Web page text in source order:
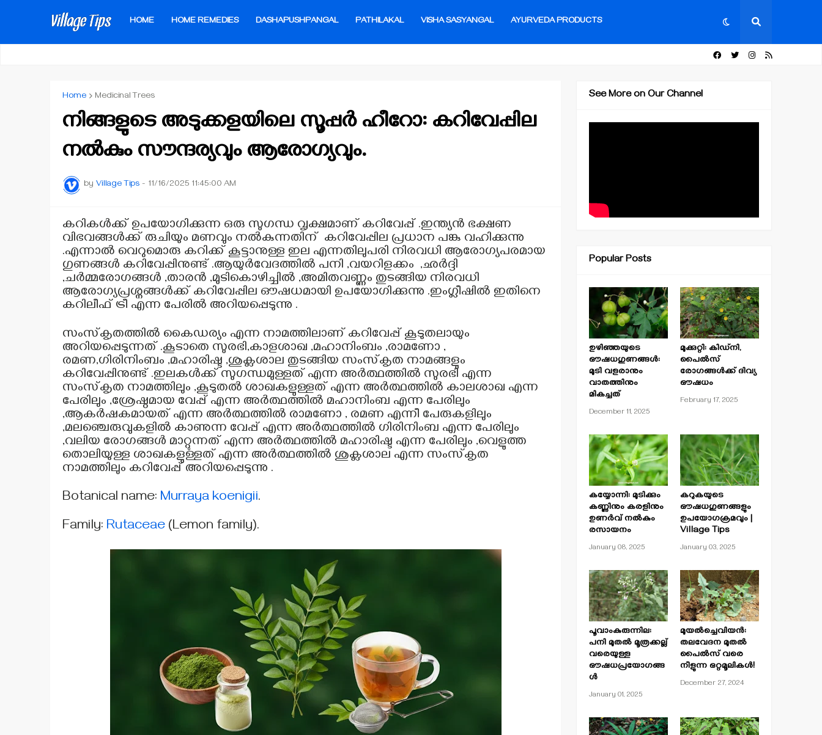
HOME HOME REMEDIES DASHAPUSHPANGAL PATHILAKAL VISHA SASYANGAL AYURVEDA PRODUCTS
Home Medicinal Trees
നിങ്ങളുടെ അടുക്കളയിലെ സൂപ്പർ ഹീറോ: കറിവേപ്പില
നൽകും സൗന്ദര്യവും ആരോഗ്യവും.
by Village Tips - 11/16/2025 11:45:00 AM
കറികൾക്ക് ഉപയോഗിക്കുന്ന ഒരു സുഗന്ധ വൃക്ഷമാണ് കറിവേപ്പ് .ഇന്ത്യൻ ഭക്ഷണ
വിഭവങ്ങൾക്ക് രുചിയും മണവും നൽകുന്നതിന് കറിവേപ്പില പ്രധാന പങ്കു വഹിക്കുന്നു
.എന്നാൽ വെറുമൊരു കറിക്ക് കൂട്ടാനുള്ള ഇല എന്നതിലുപരി നിരവധി ആരോഗ്യപരമായ
ഗുണങ്ങൾ കറിവേപ്പിനുണ്ട് .ആയുർവേദത്തിൽ പനി ,വയറിളക്കം ,ഛർദ്ദി
,ചർമ്മരോഗങ്ങൾ ,താരൻ ,മുടികൊഴിച്ചിൽ ,അമിതവണ്ണം തുടങ്ങിയ നിരവധി
ആരോഗ്യപ്രശ്നങ്ങൾക്ക് കറിവേപ്പില ഔഷധമായി ഉപയോഗിക്കുന്നു .ഇംഗ്ലീഷിൽ ഇതിനെ
കറിലീഫ് ട്രീ എന്ന പേരിൽ അറിയപ്പെടുന്നു .
സംസ്‌കൃതത്തിൽ കൈഡര്യം എന്ന നാമത്തിലാണ് കറിവേപ്പ് കൂടുതലായും
അറിയപ്പെടുന്നത് .കൂടാതെ സുരഭി,കാളശാഖ ,മഹാനിംബം ,രാമണോ ,
രമണ,ഗിരിനിംബം ,മഹാരിഷ്ട ,ശുക്ലശാല തുടങ്ങിയ സംസ്‌കൃത നാമങ്ങളും
കറിവേപ്പിനുണ്ട് .ഇലകൾക്ക് സുഗന്ധമുള്ളത് എന്ന അർത്ഥത്തിൽ സുരഭി എന്ന
സംസ്‌കൃത നാമത്തിലും ,കൂടുതൽ ശാഖകളുള്ളത് എന്ന അർത്ഥത്തിൽ കാലശാഖ എന്ന
പേരിലും ,ശ്രേഷ്ഠമായ വേപ്പ് എന്ന അർത്ഥത്തിൽ മഹാനിംബ എന്ന പേരിലും
,ആകർഷകമായത് എന്ന അർത്ഥത്തിൽ രാമണോ , രമണ എന്നീ പേരുകളിലും
,മലഞ്ചെരുവുകളിൽ കാണുന്ന വേപ്പ് എന്ന അർത്ഥത്തിൽ ഗിരിനിംബ എന്ന പേരിലും
,വലിയ രോഗങ്ങൾ മാറ്റുന്നത് എന്ന അർത്ഥത്തിൽ മഹാരിഷ്ട എന്ന പേരിലും ,വെളുത്ത
തൊലിയുള്ള ശാഖകളുള്ളത് എന്ന അർത്ഥത്തിൽ ശുക്ലശാല എന്ന സംസ്‌കൃത
നാമത്തിലും കറിവേപ്പ് അറിയപ്പെടുന്നു .
Botanical name: Murraya koenigii.
Family: Rutaceae (Lemon family).
See More on Our Channel
Popular Posts
ഉഴിഞ്ഞയുടെ
ഔഷധഗുണങ്ങൾ:
മുടി വളരാനും
വാതത്തിനും
മികച്ചത്
December 11, 2025
മുക്കുറ്റി: കിഡ്‌നി,
പൈൽസ്
രോഗങ്ങൾക്ക് ദിവ്യ
ഔഷധം
February 17, 2025
കയ്യോന്നി: മുടിക്കും
കണ്ണിനും കരളിനും
ഉണർവ് നൽകും
രസായനം
January 08, 2025
കറുകയുടെ
ഔഷധഗുണങ്ങളും
ഉപയോഗക്രമവും |
Village Tips
January 03, 2025
പൂവാംകുരുന്നില:
പനി മുതൽ മൂത്രക്കല്ല്
വരെയുള്ള
ഔഷധപ്രയോഗങ്ങ
ൾ
January 01, 2025
മുയൽച്ചെവിയൻ:
തലവേദന മുതൽ
പൈൽസ് വരെ
നീളുന്ന ഒറ്റമൂലികൾ!
December 27, 2024